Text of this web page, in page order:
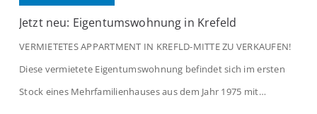
Jetzt neu: Eigentumswohnung in Krefeld
VERMIETETES APPARTMENT IN KREFLD-MITTE ZU VERKAUFEN!
Diese vermietete Eigentumswohnung befindet sich im ersten
Stock eines Mehrfamilienhauses aus dem Jahr 1975 mit